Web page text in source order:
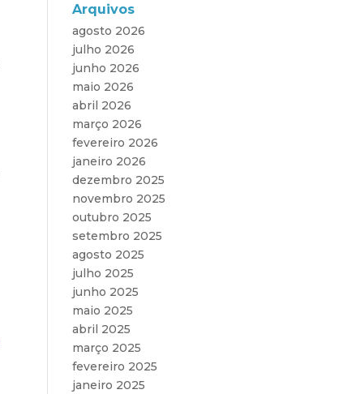
Arquivos
agosto 2026
julho 2026
junho 2026
maio 2026
abril 2026
março 2026
fevereiro 2026
janeiro 2026
dezembro 2025
novembro 2025
outubro 2025
setembro 2025
agosto 2025
julho 2025
junho 2025
maio 2025
abril 2025
março 2025
fevereiro 2025
janeiro 2025